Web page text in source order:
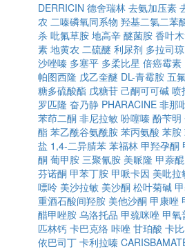
DERRICIN 德舍瑞林 去氨加压素
农 二嗪磷氧同系物 羟基二氯二苯
杀 吡氟草胺 地高辛 醚菌胺 香叶
素 地黄农 二硫醚 利尿剂 多拉司琼
沙唑嗪 多塞平 多柔比星 倍癌霉素
帕图西隆 戊乙奎醚 DL-青霉胺 五
糖多硫酸酯 戊糖苷 己酮可可碱 喷
罗匹隆 奋乃静 PHARACINE 非那
苯茚二酮 非尼拉敏 吩噻嗪 酚苄明
酯 苯乙酰谷氨酰胺 苯丙氨酸 苯胺
盐 1,4-二异腈苯 苯福林 甲羟孕酮
酮 葡甲胺 三聚氰胺 美哌隆 甲萘醌
芬诺酮 甲苯丁胺 甲哌卡因 美吡拉
嘌呤 美沙拉敏 美沙酮 松叶菊碱
重酒石酸间羟胺 美他沙酮 甲康唑
醋甲唑胺 乌洛托品 甲巯咪唑 甲氧
匹林钙 卡巴克络 咔唑 甘珀酸 卡
依巴司丁 卡利拉嗪